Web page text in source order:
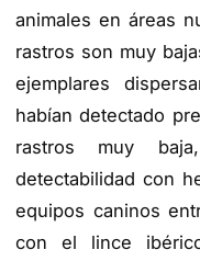
animales en áreas
rastros son muy
ejemplares
habían detectado
rastros muy
detectabilidad con
equipos caninos
con el lince